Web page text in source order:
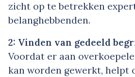
zicht op te betrekken
belanghebbenden.
2: Vinden van gedeeld
Voordat er aan
kan worden gewerkt, helpt